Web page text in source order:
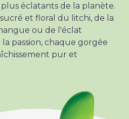
éclatants de la planète.
et floral du litchi, de la
ou de l'éclat
passion, chaque gorgée
pur et